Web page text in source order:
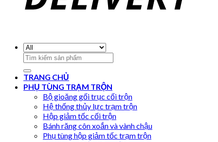
Search
for:
TRANG CHỦ
PHỤ TÙNG TRẠM TRỘN
Bộ gioăng gối trục cối trộn
Hệ thống thủy lực trạm trộn
Hộp giảm tốc cối trộn
Bánh răng côn xoắn và vành chậu
Phụ tùng hộp giảm tốc trạm trộn